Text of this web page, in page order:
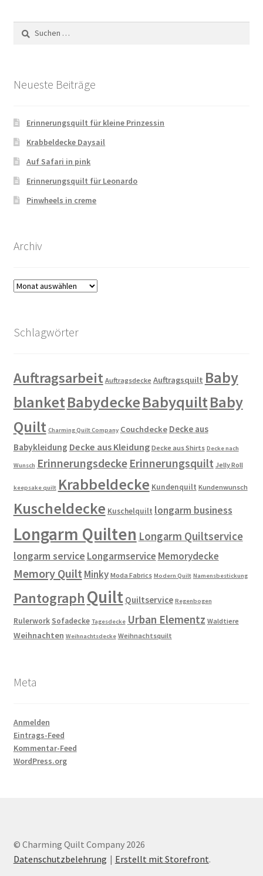
nach:
Neueste Beiträge
Erinnerungsquilt für kleine Prinzessin
Krabbeldecke Daysail
Auf Safari in pink
Erinnerungsquilt für Leonardo
Pinwheels in creme
Archiv
Archiv
Schlagwörter
Auftragsarbeit Auftragsdecke Auftragsquilt Baby
blanketBabydeckeBabyquiltBaby
Quilt Charming Quilt Company Couchdecke Decke aus
Babykleidung Decke aus Kleidung Decke aus Shirts Decke nach
Wunsch Erinnerungsdecke Erinnerungsquilt Jelly Roll
keepsake quilt Krabbeldecke Kundenquilt Kundenwunsch
Kuscheldecke Kuschelquilt longarm business
Longarm Quilten Longarm Quiltservice
longarm service Longarmservice Memorydecke
Memory Quilt Minky Moda Fabrics Modern Quilt Namensbestickung
Pantograph Quilt Quiltservice Regenbogen
Rulerwork Sofadecke Tagesdecke Urban Elementz Waldtiere
Weihnachten Weihnachtsdecke Weihnachtsquilt
Meta
Anmelden
Eintrags-Feed
Kommentar-Feed
WordPress.org
© Charming Quilt Company 2026
Datenschutzbelehrung
Erstellt mit Storefront.